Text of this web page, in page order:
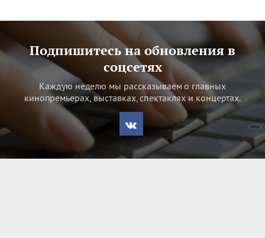
Подпишитесь на обновления в
соцсетях
Каждую неделю мы рассказываем о главных
кинопремьерах, выставках, спектаклях и концертах.